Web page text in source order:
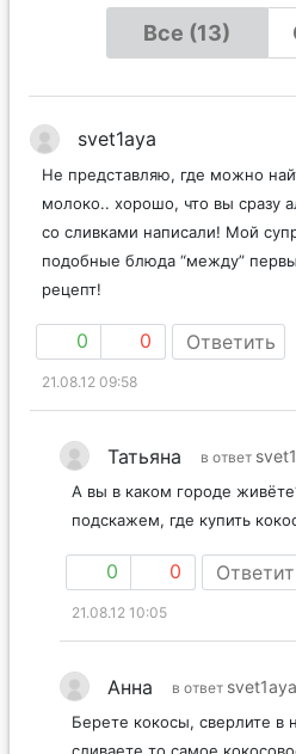
Все (13)
svet1aya
Не представляю, где можно
молоко.. хорошо, что вы сразу
со сливками написали! Мой
подобные блюда “между”
рецепт!
0 0 Ответить
21.08.12 09:58
Татьяна в ответ
А вы в каком городе
подскажем, где купить
0 0
21.08.12 10:05
Анна в ответ svet1aya
Берете кокосы, сверлите в